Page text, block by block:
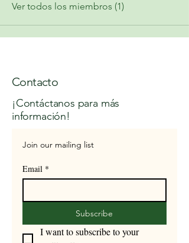
Ver todos los miembros (1)
Contacto
¡Contáctanos para más
información!
Join our mailing list
Email *
Subscribe
I want to subscribe to your